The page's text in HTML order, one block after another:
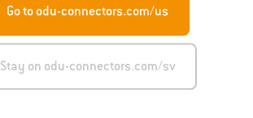
Go to odu-connectors.com/us
Stay on odu-connectors.com/sv